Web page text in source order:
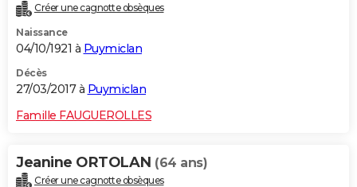
Créer une cagnotte obsèques
Naissance
04/10/1921 à Puymiclan
Décès
27/03/2017 à Puymiclan
Famille FAUGUEROLLES
Jeanine ORTOLAN (64 ans)
Créer une cagnotte obsèques